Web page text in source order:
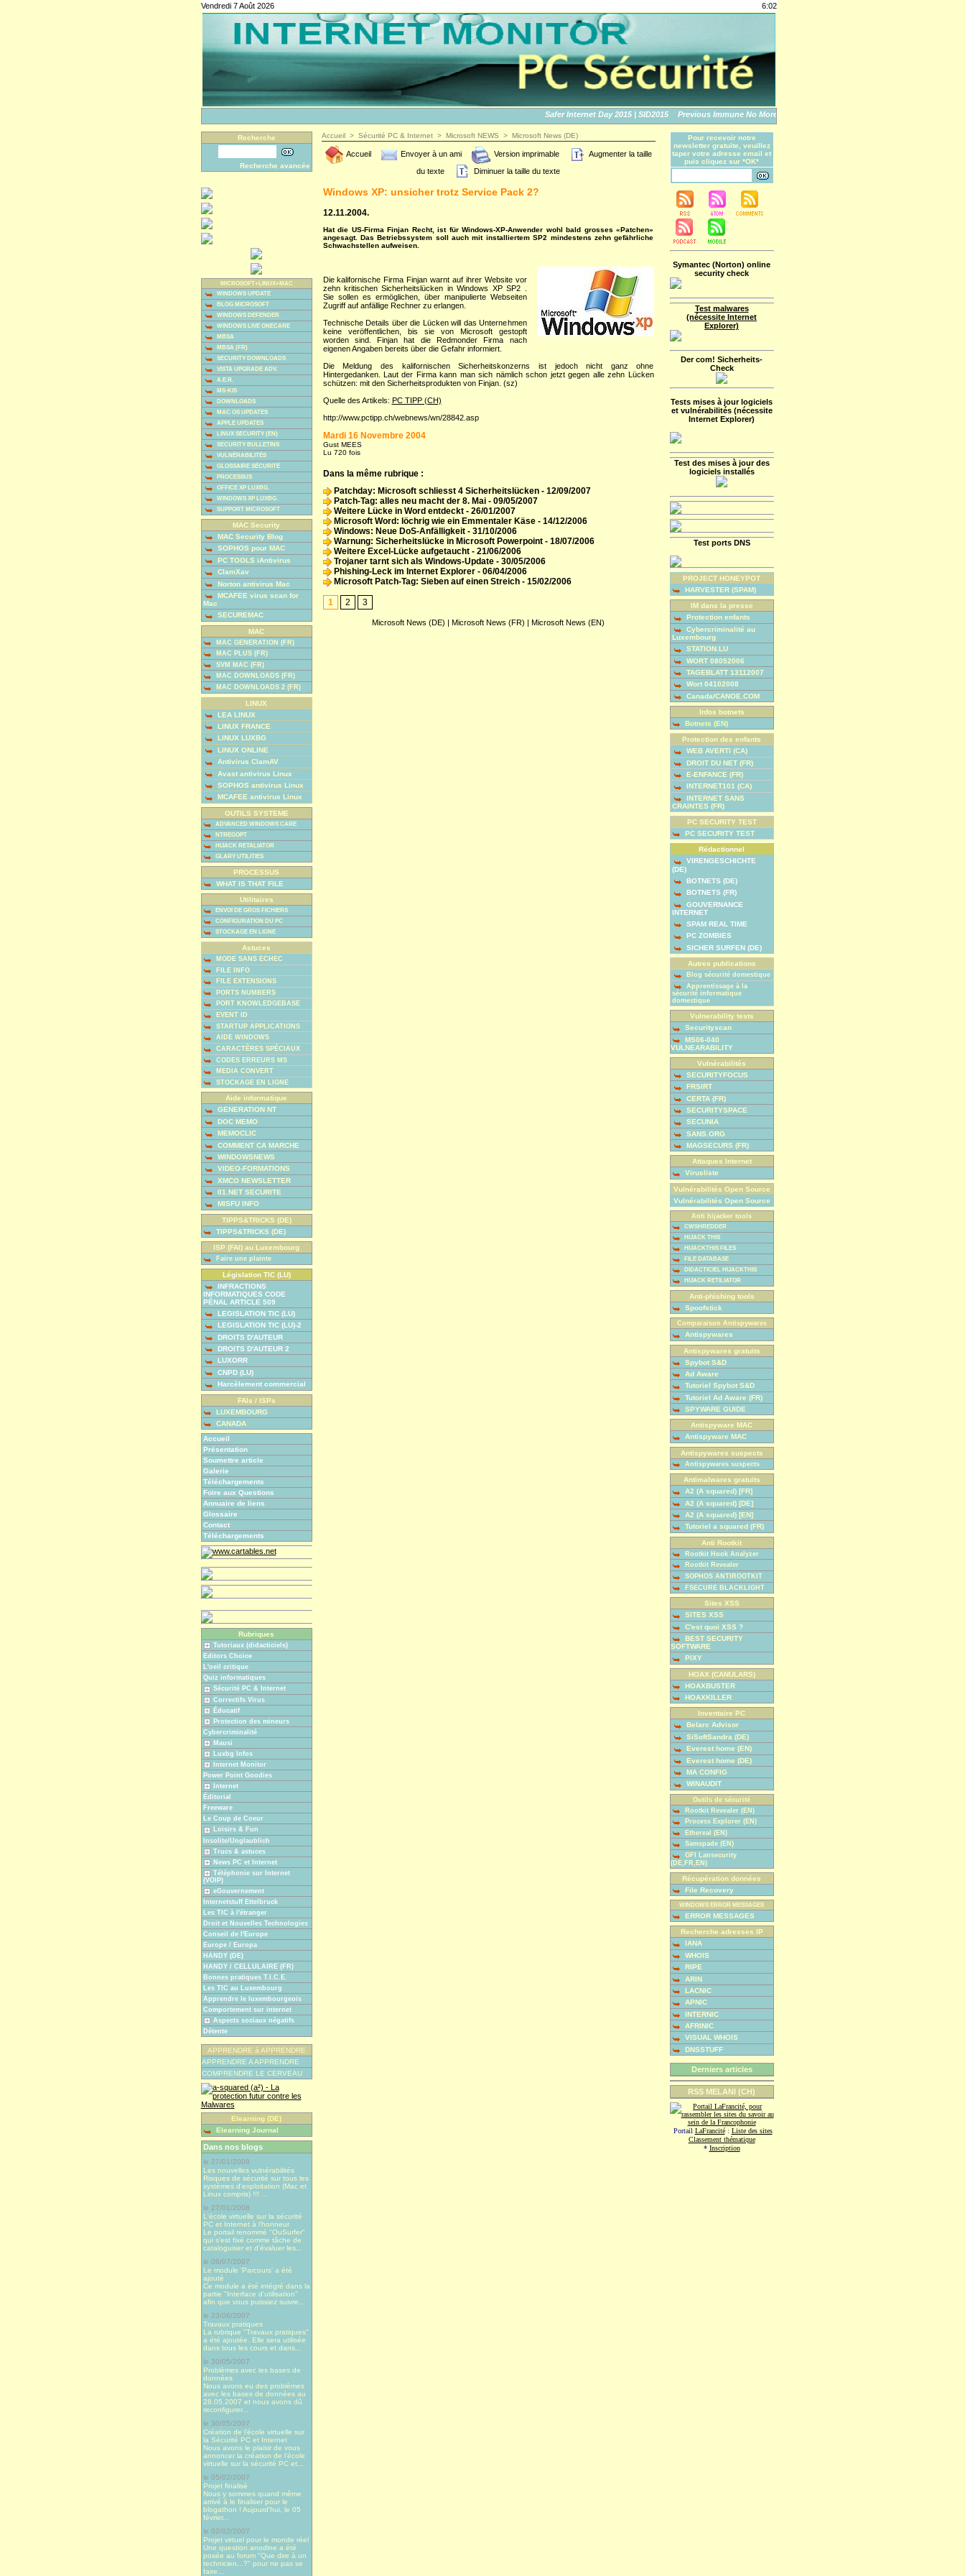
Vendredi 7 Août 2026 6:02
Safer Internet Day 2015 | SID2015 Previous Immune No More: An Apple Story
Recherche
Recherche avancée
MICROSOFT+LINUX+MAC
WINDOWS UPDATE
BLOG MICROSOFT
WINDOWS DEFENDER
WINDOWS LIVE ONECARE
MBSA
MBSA (FR)
SECURITY DOWNLOADS
VISTA UPGRADE ADV.
A.E.R.
MS-KIS
DOWNLOADS
MAC OS UPDATES
APPLE UPDATES
LINUX SECURITY (EN)
SECURITY BULLETINS
VULNÉRABILITÉS
GLOSSAIRE SÉCURITÉ
PROCESSUS
OFFICE XP LUXBG.
WINDOWS XP LUXBG.
SUPPORT MICROSOFT
MAC Security
MAC Security Blog
SOPHOS pour MAC
PC TOOLS iAntivirus
ClamXav
Norton antivirus Mac
MCAFEE virus scan for
Mac
SECUREMAC
MAC
MAC GENERATION (FR)
MAC PLUS (FR)
SVM MAC (FR)
MAC DOWNLOADS (FR)
MAC DOWNLOADS 2 (FR)
LINUX
LEA LINUX
LINUX FRANCE
LINUX LUXBG
LINUX ONLINE
Antivirus ClamAV
Avast antivirus Linux
SOPHOS antivirus Linux
MCAFEE antivirus Linux
OUTILS SYSTEME
ADVANCED WINDOWS CARE
NTREGOPT
HIJACK RETALIATOR
GLARY UTILITIES
PROCESSUS
WHAT IS THAT FILE
Utilitaires
ENVOI DE GROS FICHIERS
CONFIGURATION DU PC
STOCKAGE EN LIGNE
Astuces
MODE SANS ECHEC
FILE INFO
FILE EXTENSIONS
PORTS NUMBERS
PORT KNOWLEDGEBASE
EVENT ID
STARTUP APPLICATIONS
AIDE WINDOWS
CARACTÈRES SPÉCIAUX
CODES ERREURS MS
MEDIA CONVERT
STOCKAGE EN LIGNE
Aide informatique
GENERATION NT
DOC MEMO
MEMOCLIC
COMMENT CA MARCHE
WINDOWSNEWS
VIDEO-FORMATIONS
XMCO NEWSLETTER
01.NET SECURITE
MISFU INFO
TIPPS&TRICKS (DE)
TIPPS&TRICKS (DE)
ISP (FAI) au Luxembourg
Faire une plainte
Législation TIC (LU)
INFRACTIONS
INFORMATIQUES CODE
PÉNAL ARTICLE 509
LEGISLATION TIC (LU)
LEGISLATION TIC (LU)-2
DROITS D'AUTEUR
DROITS D'AUTEUR 2
LUXORR
CNPD (LU)
Harcèlement commercial
FAIs / ISPs
LUXEMBOURG
CANADA
Accueil
Présentation
Soumettre article
Galerie
Téléchargements
Foire aux Questions
Annuaire de liens
Glossaire
Contact
Téléchargements
Rubriques
Tutoriaux (didacticiels)
Editors Choice
L'oeil critique
Quiz informatiques
Sécurité PC & Internet
Correctifs Virus
Éducatif
Protection des mineurs
Cybercriminalité
Mausi
Luxbg Infos
Internet Monitor
Power Point Goodies
Internet
Éditorial
Freeware
Le Coup de Coeur
Loisirs & Fun
Insolite/Unglaublich
Trucs & astuces
News PC et Internet
Téléphonie sur Internet
(VOIP)
eGouvernement
Internetstuff Ettelbruck
Les TIC à l'étranger
Droit et Nouvelles Technologies
Conseil de l'Europe
Europe / Europa
HANDY (DE)
HANDY / CELLULAIRE (FR)
Bonnes pratiques T.I.C.E.
Les TIC au Luxembourg
Apprendre le luxembourgeois
Comportement sur internet
Aspects sociaux négatifs
Détente
APPRENDRE à APPRENDRE
APPRENDRE A APPRENDRE
COMPRENDRE LE CERVEAU
Elearning (DE)
Elearning Journal
Dans nos blogs
le 27/01/2008
Les nouvelles vulnérabilités
Risques de sécurité sur tous les
systèmes d'exploitation (Mac et
Linux compris) !!! ...
le 27/01/2008
L'école virtuelle sur la sécurité
PC et Internet à l'honneur
Le portail renommé "OuSurfer"
qui s'est fixé comme tâche de
cataloguiser et d'évaluer les...
le 08/07/2007
Le module 'Parcours' a été
ajouté
Ce module a été intégré dans la
partie "Interface d'utilisation"
afin que vous puissiez suivre...
le 23/06/2007
Travaux pratiques
La rubrique "Travaux pratiques"
a été ajoutée. Elle sera utilisée
dans tous les cours et dans...
le 30/05/2007
Problèmes avec les bases de
données
Nous avons eu des problèmes
avec les bases de données au
28.05.2007 et nous avons dû
reconfigurer...
le 30/05/2007
Création de l'école virtuelle sur
la Sécurité PC et Internet
Nous avons le plaisir de vous
annoncer la création de l'école
virtuelle sur la sécurité PC et...
le 05/02/2007
Projet finalisé
Nous y sommes quand même
arrivé à le finaliser pour le
blogathon ! Aujourd’hui, le 05
février...
le 02/02/2007
Projet virtuel pour le monde réel
Une question anodine a été
posée au forum "Que dire à un
technicien...?" pour ne pas se
faire...
Accueil > Sécurité PC & Internet > Microsoft NEWS > Microsoft News (DE)
Accueil Envoyer à un ami Version imprimable
Augmenter la taille
du texte
Diminuer la taille du texte
Windows XP: unsicher trotz Service Pack 2?
12.11.2004.
Hat die US-Firma Finjan Recht, ist für Windows-XP-Anwender wohl bald grosses «Patchen»
angesagt. Das Betriebssystem soll auch mit installiertem SP2 mindestens zehn gefährliche
Schwachstellen aufweisen.
Die kalifornische Firma Finjan warnt auf ihrer Website vor
zehn kritischen Sicherheitslücken in Windows XP SP2 .
Sie sollen es ermöglichen, über manipulierte Webseiten
Zugriff auf anfällige Rechner zu erlangen.
Technische Details über die Lücken will das Unternehmen
keine veröffentlichen, bis sie von Microsoft gestopft
worden sind. Finjan hat die Redmonder Firma nach
eigenen Angaben bereits über die Gefahr informiert.
Die Meldung des kalifornischen Sicherheitskonzerns ist jedoch nicht ganz ohne
Hintergedanken. Laut der Firma kann man sich nämlich schon jetzt gegen alle zehn Lücken
schützen: mit den Sicherheitsprodukten von Finjan. (sz)
Quelle des Artikels: PC TIPP (CH)
http://www.pctipp.ch/webnews/wn/28842.asp
Mardi 16 Novembre 2004
Gust MEES
Lu 720 fois
Dans la même rubrique :
Patchday: Microsoft schliesst 4 Sicherheitslücken - 12/09/2007
Patch-Tag: alles neu macht der 8. Mai - 09/05/2007
Weitere Lücke in Word entdeckt - 26/01/2007
Microsoft Word: löchrig wie ein Emmentaler Käse - 14/12/2006
Windows: Neue DoS-Anfälligkeit - 31/10/2006
Warnung: Sicherheitslücke in Microsoft Powerpoint - 18/07/2006
Weitere Excel-Lücke aufgetaucht - 21/06/2006
Trojaner tarnt sich als Windows-Update - 30/05/2006
Phishing-Leck im Internet Explorer - 06/04/2006
Microsoft Patch-Tag: Sieben auf einen Streich - 15/02/2006
1 2 3
Microsoft News (DE) | Microsoft News (FR) | Microsoft News (EN)
Pour recevoir notre
newsletter gratuite, veuillez
taper votre adresse email et
puis cliquez sur *OK*
Symantec (Norton) online
security check
Test malwares
(nécessite Internet
Explorer)
Der com! Sicherheits-
Check
Tests mises à jour logiciels
et vulnérabilités (nécessite
Internet Explorer)
Test des mises à jour des
logiciels installés
Test ports DNS
PROJECT HONEYPOT
HARVESTER (SPAM)
IM dans la presse
Protection enfants
Cybercriminalité au
Luxembourg
STATION.LU
WORT 08052006
TAGEBLATT 13112007
Wort 04102008
Canada/CANOE.COM
Infos botnets
Botnets (EN)
Protection des enfants
WEB AVERTI (CA)
DROIT DU NET (FR)
E-ENFANCE (FR)
INTERNET101 (CA)
INTERNET SANS
CRAINTES (FR)
PC SECURITY TEST
PC SECURITY TEST
Rédactionnel
VIRENGESCHICHTE
(DE)
BOTNETS (DE)
BOTNETS (FR)
GOUVERNANCE
INTERNET
SPAM REAL TIME
PC ZOMBIES
SICHER SURFEN (DE)
Autres publications
Blog sécurité domestique
Apprentissage à la
sécurité informatique
domestique
Vulnerability tests
Securityscan
MS06-040
VULNEARABILITY
Vulnérabilités
SECURITYFOCUS
FRSIRT
CERTA (FR)
SECURITYSPACE
SECUNIA
SANS.ORG
MAGSECURS (FR)
Attaques Internet
Virusliste
Vulnérabilités Open Source
Vulnérabilités Open Source
Anti hijacker tools
CWSHREDDER
HIJACK THIS
HIJACKTHIS FILES
FILE DATABASE
DIDACTICIEL HIJACKTHIS
HIJACK RETILIATOR
Anti-phishing tools
Spoofstick
Comparaison Antispywares
Antispywares
Antispywares gratuits
Spybot S&D
Ad Aware
Tutoriel Spybot S&D
Tutoriel Ad Aware (FR)
SPYWARE GUIDE
Antispyware MAC
Antispyware MAC
Antispywares suspects
Antispywares suspects
Antimalwares gratuits
A2 (A squared) [FR]
A2 (A squared) [DE]
A2 (A squared) [EN]
Tutoriel a squared (FR)
Anti Rootkit
Rootkit Hook Analyzer
Rootkit Revealer
SOPHOS ANTIROOTKIT
FSECURE BLACKLIGHT
Sites XSS
SITES XSS
C'est quoi XSS ?
BEST SECURITY
SOFTWARE
PIXY
HOAX (CANULARS)
HOAXBUSTER
HOAXKILLER
Inventaire PC
Belarc Advisor
SiSoftSandra (DE)
Everest home (EN)
Everest home (DE)
MA CONFIG
WINAUDIT
Outils de sécurité
Rootkit Revealer (EN)
Process Explorer (EN)
Ethereal (EN)
Samspade (EN)
GFI Lansecurity
(DE,FR,EN)
Récupération données
File Recovery
WINDOWS ERROR MESSAGES
ERROR MESSAGES
Recherche adresses IP
IANA
WHOIS
RIPE
ARIN
LACNIC
APNIC
INTERNIC
AFRINIC
VISUAL WHOIS
DNSSTUFF
Derniers articles
RSS MELANI (CH)
Portail LaFrancité: Liste des sites
Classement thématique
* Inscription